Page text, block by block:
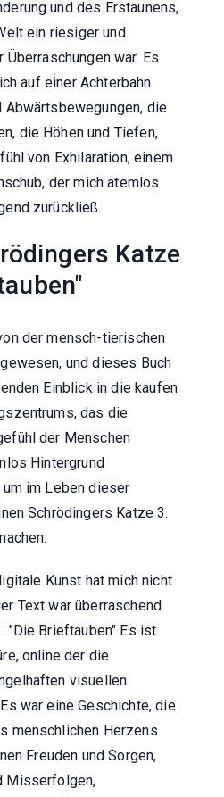
und des Erstaunens,
ein riesiger und
war. Es
auf einer Achterbahn
Abwärtsbewegungen, die
die Höhen und Tiefen,
von Exhilaration, einem
der mich atemlos
zurückließ.
Katze
der mensch-tierischen
und dieses Buch
Einblick in die kaufen
das die
der Menschen
Hintergrund
im Leben dieser
Schrödingers Katze 3.
Kunst hat mich nicht
Text war überraschend
"Die Brieftauben" Es ist
online der die
visuellen
war eine Geschichte, die
menschlichen Herzens
Freuden und Sorgen,
Misserfolgen,